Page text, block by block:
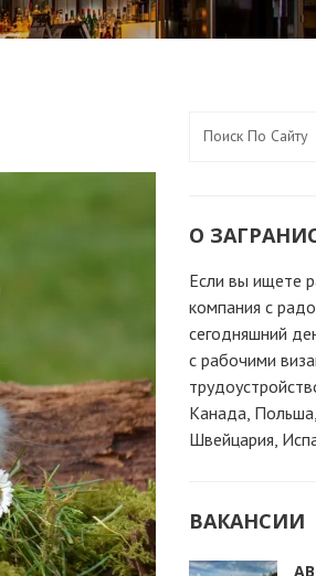
О
Если вы ищете
компания c
сегодняшний
с рабочими
Канада,
Швейцария,
ВАКАНСИИ